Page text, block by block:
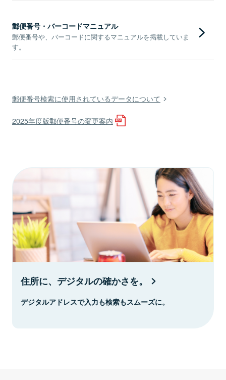
郵便番号・バーコードマニュアル
郵便番号や、バーコードに関するマニュアルを掲載していま
す。
郵便番号検索に使用されているデータについて
2025年度版郵便番号の変更案内
住所に、デジタルの確かさを。
デジタルアドレスで入力も検索もスムーズに。